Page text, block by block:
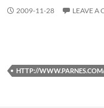
2009-11-28 LEAVE A
HTTP://